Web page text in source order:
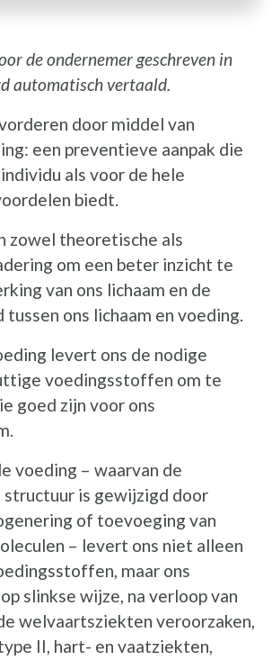
de ondernemer geschreven in
automatisch vertaald.
door middel van
een preventieve aanpak die
als voor de hele
biedt.
zowel theoretische als
om een beter inzicht te
van ons lichaam en de
tussen ons lichaam en voeding.
levert ons de nodige
voedingsstoffen om te
goed zijn voor ons
voeding – waarvan de
structuur is gewijzigd door
of toevoeging van
– levert ons niet alleen
maar ons
slinkse wijze, na verloop van
welvaartsziekten veroorzaken,
II, hart- en vaatziekten,